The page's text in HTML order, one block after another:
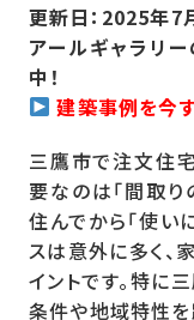
更新日：2025年7
アールギャラリ
中！
建築事例を今
三鷹市で注文住
要なのは「間取り
住んでから「使い
スは意外に多く、
イントです。特に
条件や地域特性を